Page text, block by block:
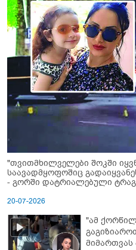
"თვითმხილველები შოკში
საავადმყოფოშიც
- გორში დატრიალებული
20-07-2026
"ამ